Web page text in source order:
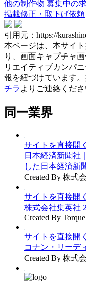
他の制作物 募集中の
掲載修正・取下げ依頼
引用元：https://
本ページは、本サイ
り、画面キャプチャ
リエイティブカンパ
報を紐づけています
チラ よりご連絡くださ
同一業界
サイトを直接開く
日本経済新聞社
した日本経済新
Created By 株式
サイトを直接開く
株式会社集英社
Created By
サイトを直接開く
コナン・リーデ
Created By 株式